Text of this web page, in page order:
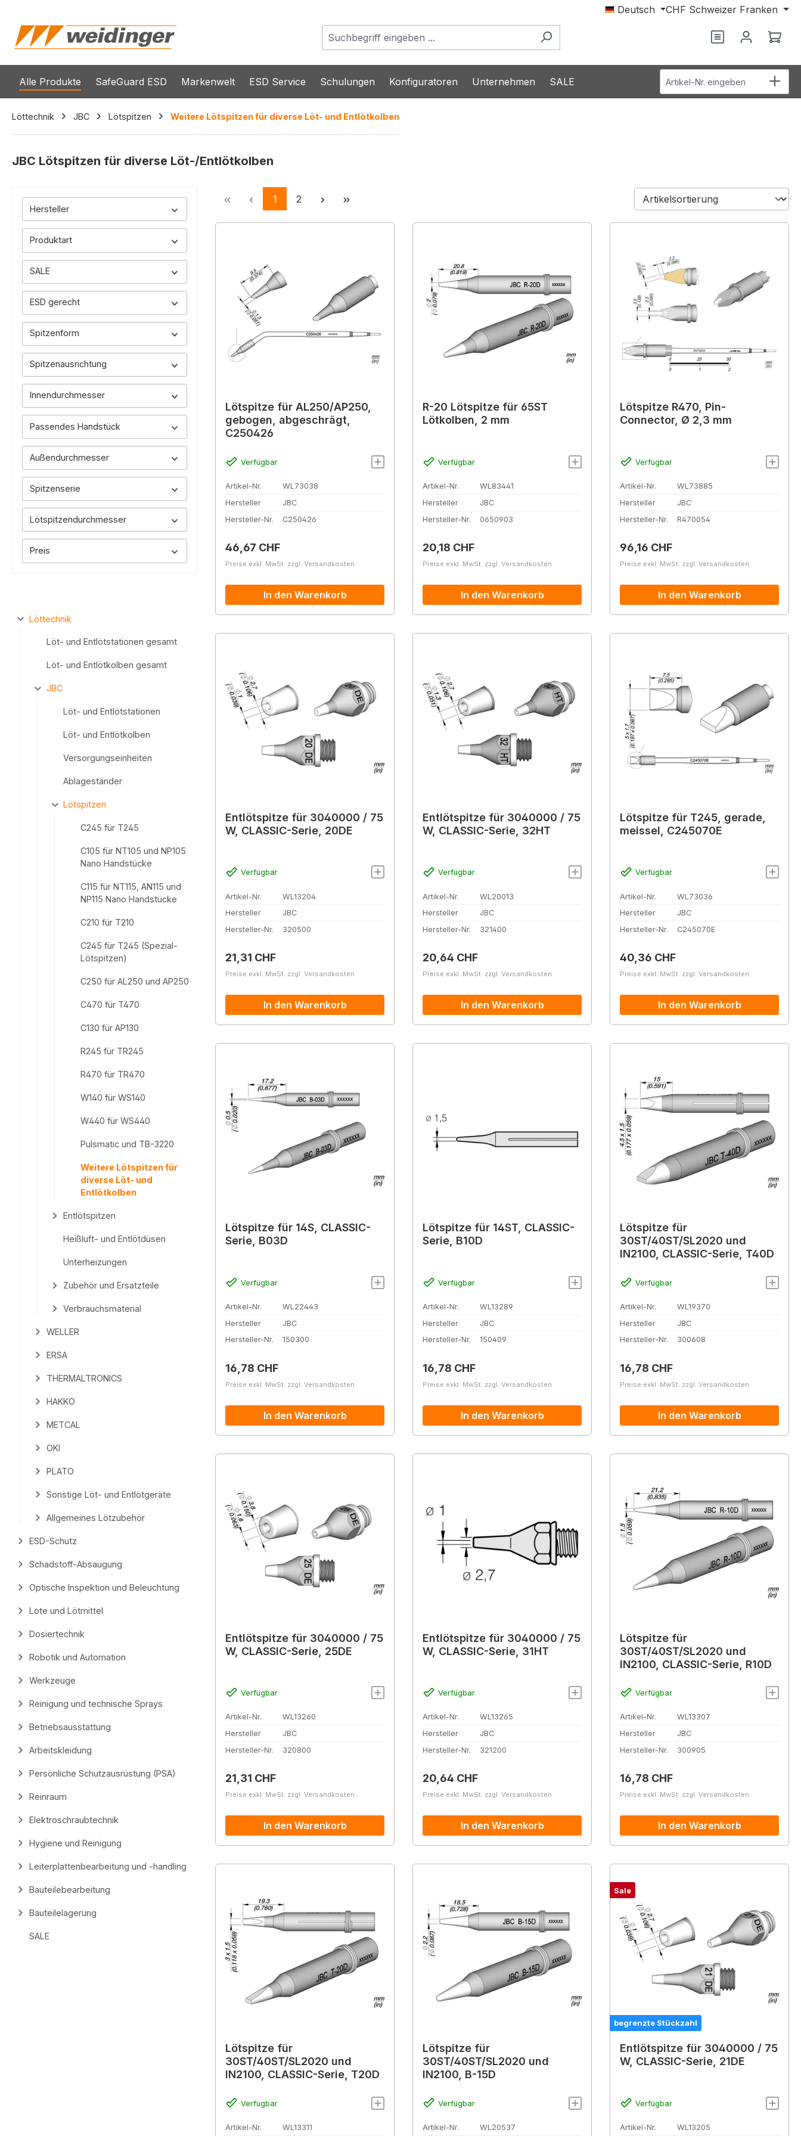
Deutsch CHF Schweizer Franken
Du hast 0
Alle Produkte SafeGuard ESD Markenwelt ESD Service Schulungen Konfiguratoren Unternehmen SALE Artikel-Nr. eingeben
Löttechnik JBC Lötspitzen Weitere Lötspitzen für diverse Löt- und Entlötkolben
JBC Lötspitzen für diverse Löt-/Entlötkolben
Hersteller
Produktart
SALE
ESD gerecht
Spitzenform
Spitzenausrichtung
Innendurchmesser
Passendes Handstück
Außendurchmesser
Spitzenserie
Lötspitzendurchmesser
Preis
Löttechnik
Löt- und Entlötstationen gesamt
Löt- und Entlötkolben gesamt
JBC
Löt- und Entlötstationen
Löt- und Entlötkolben
Versorgungseinheiten
Ablageständer
Lötspitzen
C245 für T245
C105 für NT105 und NP105
Nano Handstücke
C115 für NT115, AN115 und
NP115 Nano Handstücke
C210 für T210
C245 für T245 (Spezial-
Lötspitzen)
C250 für AL250 und AP250
C470 für T470
C130 für AP130
R245 für TR245
R470 für TR470
W140 für WS140
W440 für WS440
Pulsmatic und TB-3220
Weitere Lötspitzen für
diverse Löt- und
Entlötkolben
Entlötspitzen
Heißluft- und Entlötdüsen
Unterheizungen
Zubehör und Ersatzteile
Verbrauchsmaterial
WELLER
ERSA
THERMALTRONICS
HAKKO
METCAL
OKI
PLATO
Sonstige Löt- und Entlötgeräte
Allgemeines Lötzubehör
ESD-Schutz
Schadstoff-Absaugung
Optische Inspektion und Beleuchtung
Lote und Lötmittel
Dosiertechnik
Robotik und Automation
Werkzeuge
Reinigung und technische Sprays
Betriebsausstattung
Arbeitskleidung
Persönliche Schutzausrüstung (PSA)
Reinraum
Elektroschraubtechnik
Hygiene und Reinigung
Leiterplattenbearbeitung und -handling
Bauteilebearbeitung
Bauteilelagerung
SALE
Seite
1 Seite
2
Lötspitze für AL250/AP250,
gebogen, abgeschrägt,
C250426
Verfügbar
Artikel-Nr.
WL73038
Hersteller
JBC
Hersteller-Nr.
C250426
Regulärer Preis:
46,67 CHF
Preise exkl. MwSt. zzgl. Versandkosten
In den Warenkorb
R-20 Lötspitze für 65ST
Lötkolben, 2 mm
Verfügbar
Artikel-Nr.
WL83441
Hersteller
JBC
Hersteller-Nr.
0650903
Regulärer Preis:
20,18 CHF
Preise exkl. MwSt. zzgl. Versandkosten
In den Warenkorb
Lötspitze R470, Pin-
Connector, Ø 2,3 mm
Verfügbar
Artikel-Nr.
WL73885
Hersteller
JBC
Hersteller-Nr.
R470054
Regulärer Preis:
96,16 CHF
Preise exkl. MwSt. zzgl. Versandkosten
In den Warenkorb
Entlötspitze für 3040000 / 75
W, CLASSIC-Serie, 20DE
Verfügbar
Artikel-Nr.
WL13204
Hersteller
JBC
Hersteller-Nr.
320500
Regulärer Preis:
21,31 CHF
Preise exkl. MwSt. zzgl. Versandkosten
In den Warenkorb
Entlötspitze für 3040000 / 75
W, CLASSIC-Serie, 32HT
Verfügbar
Artikel-Nr.
WL20013
Hersteller
JBC
Hersteller-Nr.
321400
Regulärer Preis:
20,64 CHF
Preise exkl. MwSt. zzgl. Versandkosten
In den Warenkorb
Lötspitze für T245, gerade,
meissel, C245070E
Verfügbar
Artikel-Nr.
WL73036
Hersteller
JBC
Hersteller-Nr.
C245070E
Regulärer Preis:
40,36 CHF
Preise exkl. MwSt. zzgl. Versandkosten
In den Warenkorb
Lötspitze für 14S, CLASSIC-
Serie, B03D
Verfügbar
Artikel-Nr.
WL22443
Hersteller
JBC
Hersteller-Nr.
150300
Regulärer Preis:
16,78 CHF
Preise exkl. MwSt. zzgl. Versandkosten
In den Warenkorb
Lötspitze für 14ST, CLASSIC-
Serie, B10D
Verfügbar
Artikel-Nr.
WL13289
Hersteller
JBC
Hersteller-Nr.
150409
Regulärer Preis:
16,78 CHF
Preise exkl. MwSt. zzgl. Versandkosten
In den Warenkorb
Lötspitze für
30ST/40ST/SL2020 und
IN2100, CLASSIC-Serie, T40D
Verfügbar
Artikel-Nr.
WL19370
Hersteller
JBC
Hersteller-Nr.
300608
Regulärer Preis:
16,78 CHF
Preise exkl. MwSt. zzgl. Versandkosten
In den Warenkorb
Entlötspitze für 3040000 / 75
W, CLASSIC-Serie, 25DE
Verfügbar
Artikel-Nr.
WL13260
Hersteller
JBC
Hersteller-Nr.
320800
Regulärer Preis:
21,31 CHF
Preise exkl. MwSt. zzgl. Versandkosten
In den Warenkorb
Entlötspitze für 3040000 / 75
W, CLASSIC-Serie, 31HT
Verfügbar
Artikel-Nr.
WL13265
Hersteller
JBC
Hersteller-Nr.
321200
Regulärer Preis:
20,64 CHF
Preise exkl. MwSt. zzgl. Versandkosten
In den Warenkorb
Lötspitze für
30ST/40ST/SL2020 und
IN2100, CLASSIC-Serie, R10D
Verfügbar
Artikel-Nr.
WL13307
Hersteller
JBC
Hersteller-Nr.
300905
Regulärer Preis:
16,78 CHF
Preise exkl. MwSt. zzgl. Versandkosten
In den Warenkorb
Lötspitze für
30ST/40ST/SL2020 und
IN2100, CLASSIC-Serie, T20D
Verfügbar
Artikel-Nr. WL13311
Lötspitze für
30ST/40ST/SL2020 und
IN2100, B-15D
Verfügbar
Artikel-Nr. WL20537
Sale
begrenzte Stückzahl
Entlötspitze für 3040000 / 75
W, CLASSIC-Serie, 21DE
Verfügbar
Artikel-Nr. WL13205